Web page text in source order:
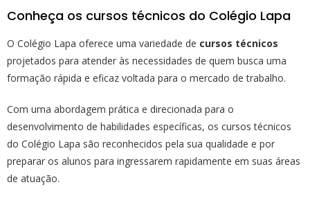
Conheça os cursos técnicos do Colégio Lapa
O Colégio Lapa oferece uma variedade de cursos técnicos
projetados para atender às necessidades de quem busca uma
formação rápida e eficaz voltada para o mercado de trabalho.
Com uma abordagem prática e direcionada para o
desenvolvimento de habilidades específicas, os cursos técnicos
do Colégio Lapa são reconhecidos pela sua qualidade e por
preparar os alunos para ingressarem rapidamente em suas áreas
de atuação.